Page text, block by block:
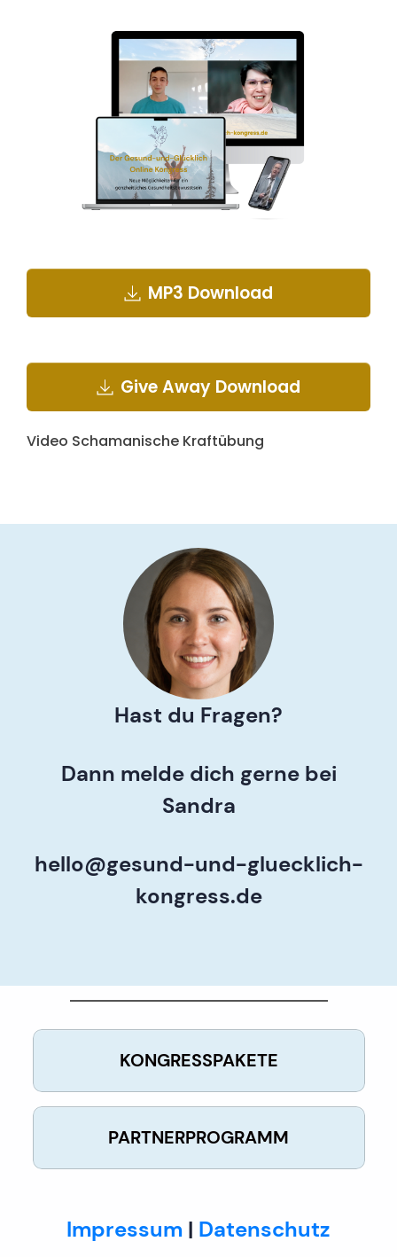
MP3 Download
Give Away Download
Video Schamanische Kraftübung
Hast du Fragen?
Dann melde dich gerne bei
Sandra
hello@gesund-und-gluecklich-
kongress.de
KONGRESSPAKETE
PARTNERPROGRAMM
Impressum | Datenschutz